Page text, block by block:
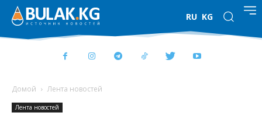
RU KG
Домой Лента новостей
Лента новостей